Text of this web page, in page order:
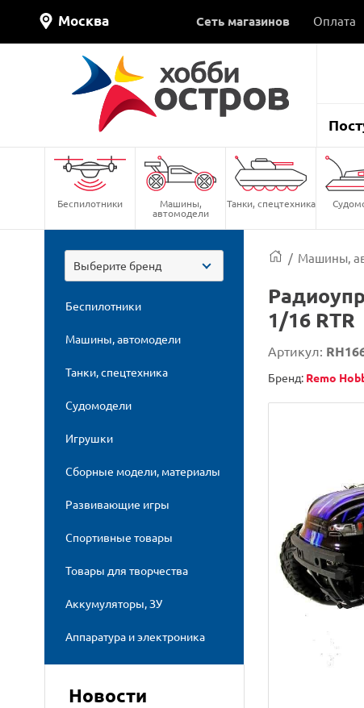
Москва Сеть магазинов Оплата
Беспилотники Машины,
автомодели
Танки, спецтехника
Выберите бренд
Беспилотники
Машины, автомодели
Танки, спецтехника
Судомодели
Игрушки
Сборные модели, материалы
Развивающие игры
Спортивные товары
Товары для творчества
Аккумуляторы, ЗУ
Аппаратура и электроника
Новости
/ Машины,
1/16 RTR
Артикул:
Бренд: Remo